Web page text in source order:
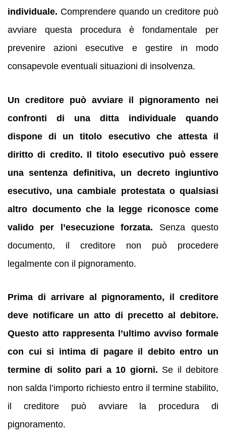
individuale. Comprendere quando un creditore può
avviare questa procedura è fondamentale per
prevenire azioni esecutive e gestire in modo
consapevole eventuali situazioni di insolvenza.
Un creditore può avviare il pignoramento nei
confronti di una ditta individuale quando
dispone di un titolo esecutivo che attesta il
diritto di credito. Il titolo esecutivo può essere
una sentenza definitiva, un decreto ingiuntivo
esecutivo, una cambiale protestata o qualsiasi
altro documento che la legge riconosce come
valido per l’esecuzione forzata. Senza questo
documento, il creditore non può procedere
legalmente con il pignoramento.
Prima di arrivare al pignoramento, il creditore
deve notificare un atto di precetto al debitore.
Questo atto rappresenta l’ultimo avviso formale
con cui si intima di pagare il debito entro un
termine di solito pari a 10 giorni. Se il debitore
non salda l’importo richiesto entro il termine stabilito,
il creditore può avviare la procedura di
pignoramento.